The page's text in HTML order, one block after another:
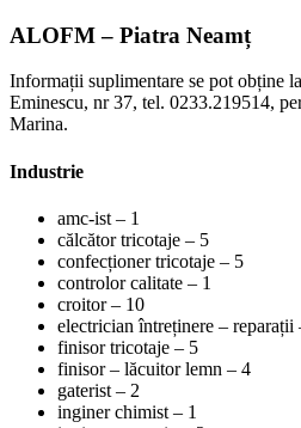
ALOFM – Piatra Neamț
Informații suplimentare se pot obține
Eminescu, nr 37, tel. 0233.219514,
Marina.
Industrie
amc-ist – 1
călcător tricotaje – 5
confecționer tricotaje – 5
controlor calitate – 1
croitor – 10
electrician întreținere – reparații
finisor tricotaje – 5
finisor – lăcuitor lemn – 4
gaterist – 2
inginer chimist – 1